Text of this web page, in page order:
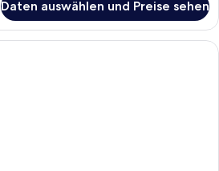
Daten auswählen und Preise sehen
Ein modernes Schlafzimmer mit